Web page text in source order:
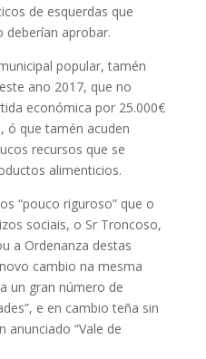
de esquerdas que
deberían aprobar.
popular, tamén
ano 2017, que no
económica por 25.000€
ó que tamén acuden
recursos que se
alimenticios.
“pouco riguroso” que o
sociais, o Sr Troncoso,
a Ordenanza destas
cambio na mesma
un gran número de
e en cambio teña sin
“Vale de